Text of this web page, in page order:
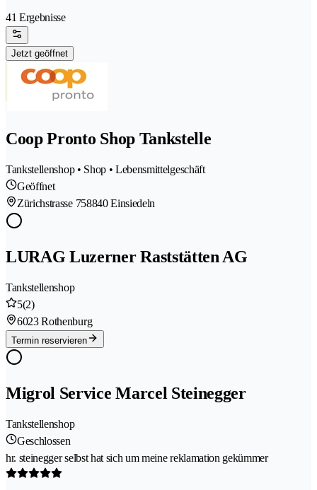
41 Ergebnisse
Jetzt geöffnet
Coop Pronto Shop Tankstelle
Tankstellenshop • Shop • Lebensmittelgeschäft
Geöffnet
Zürichstrasse 758840 Einsiedeln
LURAG Luzerner Raststätten AG
Tankstellenshop
5(2)
6023 Rothenburg
Termin reservieren
Migrol Service Marcel Steinegger
Tankstellenshop
Geschlossen
hr. steinegger selbst hat sich um meine reklamation gekümmer